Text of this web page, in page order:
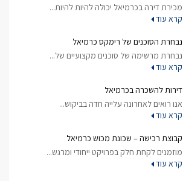
מכירת דירה בכרמיאל יכולה להיות להיות...
קרא עוד
נבחרת הסוכנים של רימקס כרמיאל
נבחרת מרשימה של סוכנים מקצועיים של...
קרא עוד
דירות להשכרה בכרמיאל
אנו רואים לאחרונה עלייה חדה בביקוש...
קרא עוד
קבוצת רכישה – שכונת מכוש כרמיאל
מוזמנים לקחת חלק בפרויקט ייחודי ומרגש...
קרא עוד